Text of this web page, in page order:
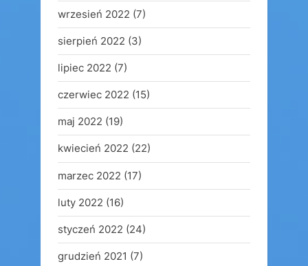
wrzesień 2022 (7)
sierpień 2022 (3)
lipiec 2022 (7)
czerwiec 2022 (15)
maj 2022 (19)
kwiecień 2022 (22)
marzec 2022 (17)
luty 2022 (16)
styczeń 2022 (24)
grudzień 2021 (7)